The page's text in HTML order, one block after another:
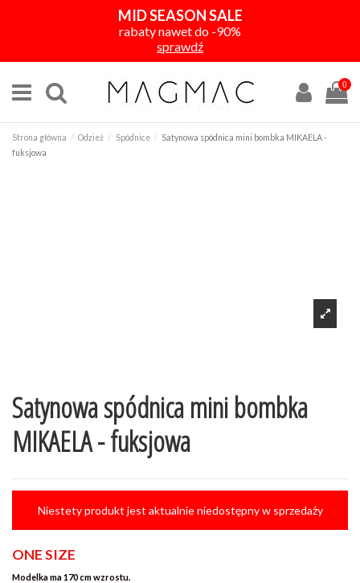
MID SEASON SALE
rabaty nawet do -90%
sprawdź
0
Strona główna Odzież Spódnice
Satynowa spódnica mini bombka MIKAELA -
fuksjowa
Satynowa spódnica mini bombka
MIKAELA - fuksjowa
Niestety produkt jest aktualnie niedostępny w sprzedaży
ONE SIZE
Modelka ma 170 cm wzrostu.